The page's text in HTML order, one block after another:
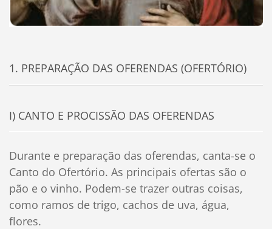
1. PREPARAÇÃO DAS OFERENDAS (OFERTÓRIO)
I) CANTO E PROCISSÃO DAS OFERENDAS
Durante e preparação das oferendas, canta-se o
Canto do Ofertório. As principais ofertas são o
pão e o vinho. Podem-se trazer outras coisas,
como ramos de trigo, cachos de uva, água,
flores.